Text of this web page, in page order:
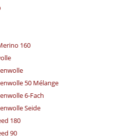
160
50 Mélange
6-Fach
Seide
180
90